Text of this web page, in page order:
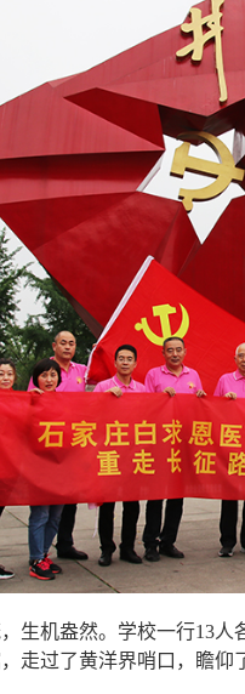
生机盎然。学校一行13
走过了黄洋界哨口，瞻仰